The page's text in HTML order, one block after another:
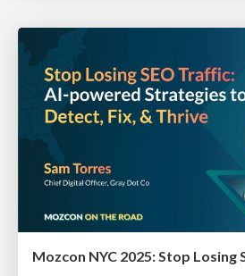
Mozcon NYC 2025: Stop Losing